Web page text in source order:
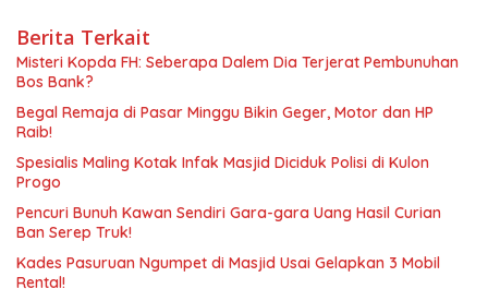
Berita Terkait
Misteri Kopda FH: Seberapa Dalem Dia Terjerat Pembunuhan
Bos Bank?
Begal Remaja di Pasar Minggu Bikin Geger, Motor dan HP
Raib!
Spesialis Maling Kotak Infak Masjid Diciduk Polisi di Kulon
Progo
Pencuri Bunuh Kawan Sendiri Gara-gara Uang Hasil Curian
Ban Serep Truk!
Kades Pasuruan Ngumpet di Masjid Usai Gelapkan 3 Mobil
Rental!